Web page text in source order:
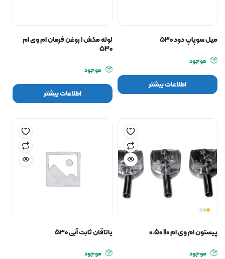
میل سوپاپ دود ۵۳۰
موجود
اطلاعات بیشتر
لوله مکش ۱ روغن فرمان ام وی ام
۵۳۰
موجود
اطلاعات بیشتر
پیستون ام وی ام 110 0.50
موجود
یاتاقان ثابت آبی ۵۳۰
موجود